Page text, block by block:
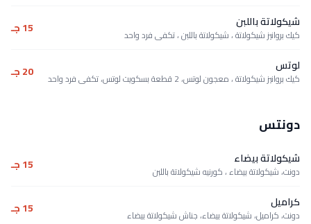
شيكولاتة باللبن
كيك بروانيز شيكولاتة ، شيكولاتة باللبن ، تكفى فرد واحد 15 جـ
لوتس
كيك بروانيز شيكولاتة ، معجون لوتس، 2 قطعة بسكويت لوتس، تكفى فرد واحد 20 جـ
دونتس
شيكولاتة بيضاء
دونت، شيكولاتة بيضاء ، كورنيه شيكولاتة باللبن 15 جـ
كراميل
دونت، كراميل، شيكولاتة بيضاء، جناش شيكولاتة بيضاء 15 جـ